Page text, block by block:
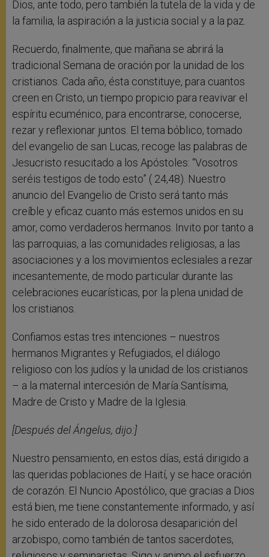
Dios, ante todo, pero también la tutela de la vida y de
la familia, la aspiración a la justicia social y a la paz.
Recuerdo, finalmente, que mañana se abrirá la
tradicional Semana de oración por la unidad de los
cristianos. Cada año, ésta constituye, para cuantos
creen en Cristo, un tiempo propicio para reavivar el
espíritu ecuménico, para encontrarse, conocerse,
rezar y reflexionar juntos. El tema bóblico, tomado
del evangelio de san Lucas, recoge las palabras de
Jesucristo resucitado a los Apóstoles: “Vosotros
seréis testigos de todo esto” ( 24,48). Nuestro
anuncio del Evangelio de Cristo será tanto más
creíble y eficaz cuanto más estemos unidos en su
amor, como verdaderos hermanos. Invito por tanto a
las parroquias, a las comunidades religiosas, a las
asociaciones y a los movimientos eclesiales a rezar
incesantemente, de modo particular durante las
celebraciones eucarísticas, por la plena unidad de
los cristianos.
Confiamos estas tres intenciones – nuestros
hermanos Migrantes y Refugiados, el diálogo
religioso con los judíos y la unidad de los cristianos
– a la maternal intercesión de María Santísima,
Madre de Cristo y Madre de la Iglesia.
[Después del Ángelus, dijo:]
Nuestro pensamiento, en estos días, está dirigido a
las queridas poblaciones de Haití, y se hace oración
de corazón. El Nuncio Apostólico, que gracias a Dios
está bien, me tiene constantemente informado, y así
he sido enterado de la dolorosa desaparición del
arzobispo, como también de tantos sacerdotes,